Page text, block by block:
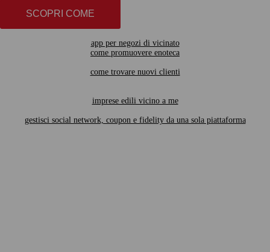
SCOPRI COME
app per negozi di vicinato
come promuovere enoteca
come trovare nuovi clienti
imprese edili vicino a me
gestisci social network, coupon e fidelity da una sola piattaforma